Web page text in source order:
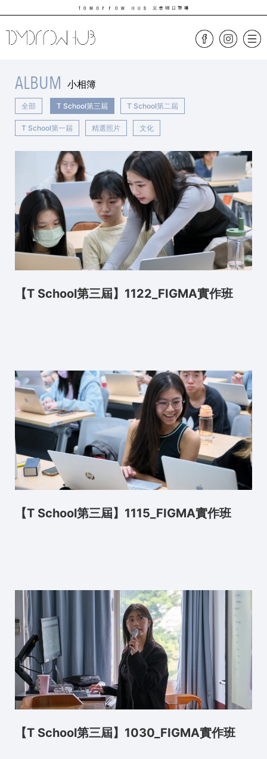
ALBUM 小相簿
全部 T School第三屆 T School第二屆
T School第一屆 精選照片 文化
【T School第三屆】1122_FIGMA實作班
【T School第三屆】1115_FIGMA實作班
【T School第三屆】1030_FIGMA實作班